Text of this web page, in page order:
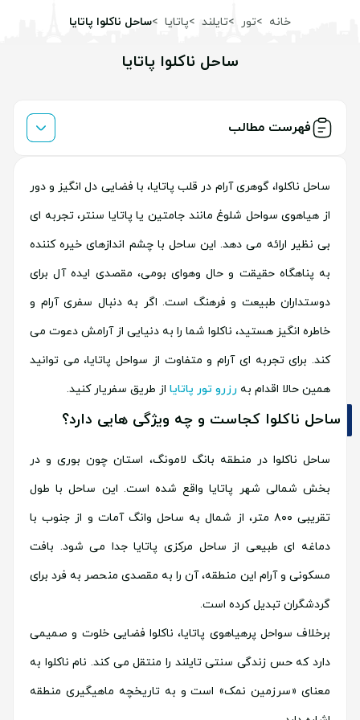
خانه تور تایلند پاتایا ساحل ناکلوا پاتایا
ساحل ناکلوا پاتایا
فهرست مطالب
ساحل ناکلوا، گوهری آرام در قلب پاتایا، با فضایی دل انگیز و دور
از هیاهوی سواحل شلوغ مانند جامتین یا پاتایا سنتر، تجربه ای
بی نظیر ارائه می دهد. این ساحل با چشم اندازهای خیره کننده
به پناهگاه حقیقت و حال وهوای بومی، مقصدی ایده آل برای
دوستداران طبیعت و فرهنگ است. اگر به دنبال سفری آرام و
خاطره انگیز هستید، ناکلوا شما را به دنیایی از آرامش دعوت می
کند. برای تجربه ای آرام و متفاوت از سواحل پاتایا، می توانید
همین حالا اقدام به رزرو تور پاتایا از طریق سفریار کنید.
ساحل ناکلوا کجاست و چه ویژگی هایی دارد؟
ساحل ناکلوا در منطقه بانگ لامونگ، استان چون بوری و در
بخش شمالی شهر پاتایا واقع شده است. این ساحل با طول
تقریبی ۸۰۰ متر، از شمال به ساحل وانگ آمات و از جنوب با
دماغه ای طبیعی از ساحل مرکزی پاتایا جدا می شود. بافت
مسکونی و آرام این منطقه، آن را به مقصدی منحصر به فرد برای
گردشگران تبدیل کرده است.
برخلاف سواحل پرهیاهوی پاتایا، ناکلوا فضایی خلوت و صمیمی
دارد که حس زندگی سنتی تایلند را منتقل می کند. نام ناکلوا به
معنای «سرزمین نمک» است و به تاریخچه ماهیگیری منطقه